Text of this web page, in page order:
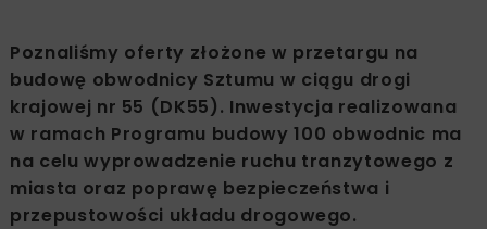
Poznaliśmy oferty złożone w przetargu na
budowę obwodnicy Sztumu w ciągu drogi
krajowej nr 55 (DK55). Inwestycja realizowana
w ramach Programu budowy 100 obwodnic ma
na celu wyprowadzenie ruchu tranzytowego z
miasta oraz poprawę bezpieczeństwa i
przepustowości układu drogowego.